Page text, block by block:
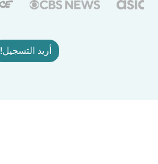
أريد التسجيل!